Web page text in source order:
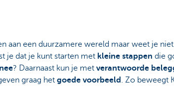
aan een duurzamere wereld maar weet je
je dat je kunt starten met kleine stappen die
? Daarnaast kun je met verantwoorde
graag het goede voorbeeld . Zo beweegt